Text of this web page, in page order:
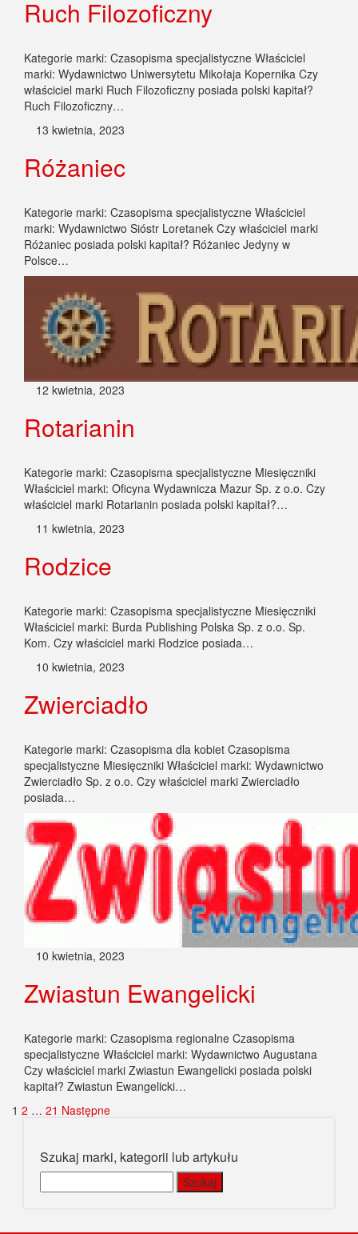
Ruch Filozoficzny
Kategorie marki: Czasopisma specjalistyczne Właściciel
marki: Wydawnictwo Uniwersytetu Mikołaja Kopernika Czy
właściciel marki Ruch Filozoficzny posiada polski kapitał?
Ruch Filozoficzny…
13 kwietnia, 2023
Różaniec
Kategorie marki: Czasopisma specjalistyczne Właściciel
marki: Wydawnictwo Sióstr Loretanek Czy właściciel marki
Różaniec posiada polski kapitał? Różaniec Jedyny w
Polsce…
12 kwietnia, 2023
Rotarianin
Kategorie marki: Czasopisma specjalistyczne Miesięczniki
Właściciel marki: Oficyna Wydawnicza Mazur Sp. z o.o. Czy
właściciel marki Rotarianin posiada polski kapitał?…
11 kwietnia, 2023
Rodzice
Kategorie marki: Czasopisma specjalistyczne Miesięczniki
Właściciel marki: Burda Publishing Polska Sp. z o.o. Sp.
Kom. Czy właściciel marki Rodzice posiada…
10 kwietnia, 2023
Zwierciadło
Kategorie marki: Czasopisma dla kobiet Czasopisma
specjalistyczne Miesięczniki Właściciel marki: Wydawnictwo
Zwierciadło Sp. z o.o. Czy właściciel marki Zwierciadło
posiada…
10 kwietnia, 2023
Zwiastun Ewangelicki
Kategorie marki: Czasopisma regionalne Czasopisma
specjalistyczne Właściciel marki: Wydawnictwo Augustana
Czy właściciel marki Zwiastun Ewangelicki posiada polski
kapitał? Zwiastun Ewangelicki…
Stronicowanie
1 2 … 21 Następne
Szukaj marki, kategorii lub artykułu